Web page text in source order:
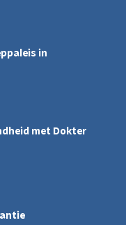
in
met Dokter